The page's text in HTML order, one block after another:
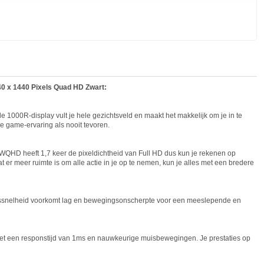
x 1440 Pixels Quad HD Zwart:
1000R-display vult je hele gezichtsveld en maakt het makkelijk om je in te
game-ervaring als nooit tevoren.
heeft 1,7 keer de pixeldichtheid van Full HD dus kun je rekenen op
meer ruimte is om alle actie in je op te nemen, kun je alles met een bredere
voorkomt lag en bewegingsonscherpte voor een meeslepende en
een responstijd van 1ms en nauwkeurige muisbewegingen. Je prestaties op